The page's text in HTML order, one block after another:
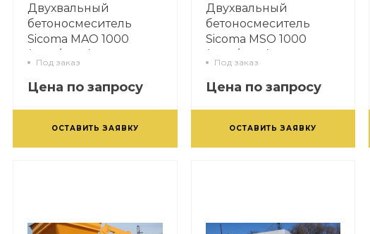
Двухвальный
бетоносмеситель
Sicoma MAO 1000
(1500/1000)
Под заказ
Цена по запросу
ОСТАВИТЬ ЗАЯВКУ
Двухвальный
бетоносмеситель
Sicoma MSO 1000
(1500/1000)
Под заказ
Цена по запросу
ОСТАВИТЬ ЗАЯВКУ